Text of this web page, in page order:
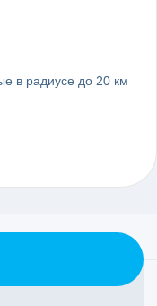
в радиусе до 20 км